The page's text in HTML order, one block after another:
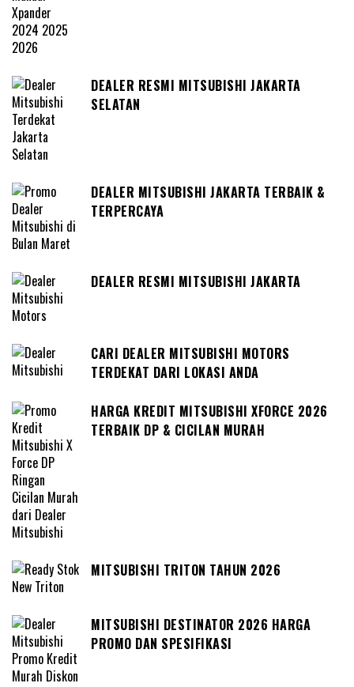
DEALER RESMI MITSUBISHI JAKARTA
SELATAN
DEALER MITSUBISHI JAKARTA TERBAIK &
TERPERCAYA
DEALER RESMI MITSUBISHI JAKARTA
CARI DEALER MITSUBISHI MOTORS
TERDEKAT DARI LOKASI ANDA
HARGA KREDIT MITSUBISHI XFORCE 2026
TERBAIK DP & CICILAN MURAH
MITSUBISHI TRITON TAHUN 2026
MITSUBISHI DESTINATOR 2026 HARGA
PROMO DAN SPESIFIKASI